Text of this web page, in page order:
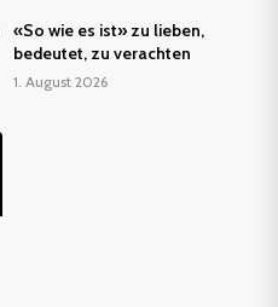
«So wie es ist» zu lieben,
bedeutet, zu verachten
1. August 2026